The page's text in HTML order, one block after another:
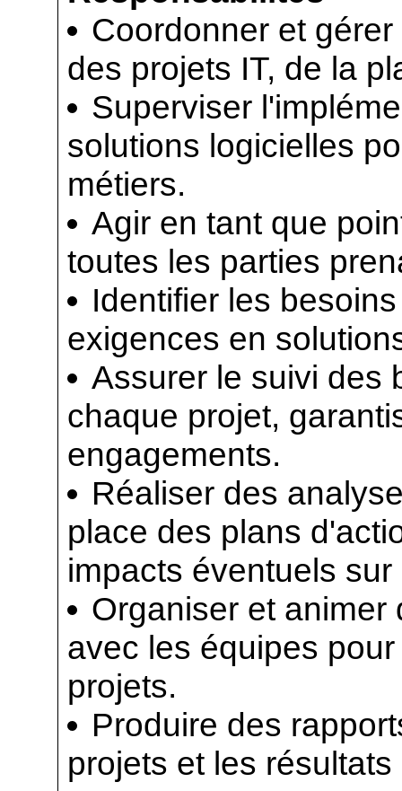
Coordonner et
des projets IT, de la
Superviser
solutions logicielles
métiers.
Agir en tant que
toutes les parties
Identifier les
exigences en
Assurer le suivi des
chaque projet,
engagements.
Réaliser des
place des plans
impacts éventuels
Organiser et animer
avec les équipes
projets.
Produire des
projets et les